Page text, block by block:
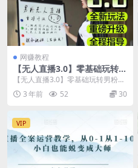
网赚教程
【无人直播3.0】零基础玩转男
粉快手无人直播日产1000+，
稳狠猛，2023男粉落地项目实
操教程【仅揭秘】
【无人直播3.0】零基础玩转男粉快
手无人直播日产1000+，稳狠猛，2
023男粉...
3 年前 52 30
VIP